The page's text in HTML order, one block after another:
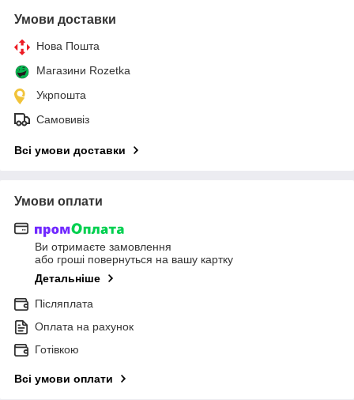
Умови доставки
Нова Пошта
Магазини Rozetka
Укрпошта
Самовивіз
Всі умови доставки
Умови оплати
Ви отримаєте замовлення
або гроші повернуться на вашу картку
Детальніше
Післяплата
Оплата на рахунок
Готівкою
Всі умови оплати